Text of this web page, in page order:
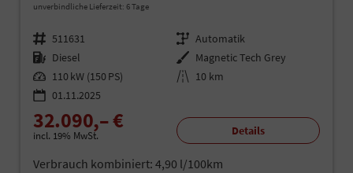
unverbindliche Lieferzeit: 6 Tage
Fahrzeugnr. 511631 Getriebe Automatik
Kraftstoff Diesel Außenfarbe Magnetic Tech Grey
Leistung 110 kW (150 PS) Kilometerstand 10 km
01.11.2025
32.090,– €
incl. 19% MwSt. Details
Verbrauch kombiniert: 4,90 l/100km